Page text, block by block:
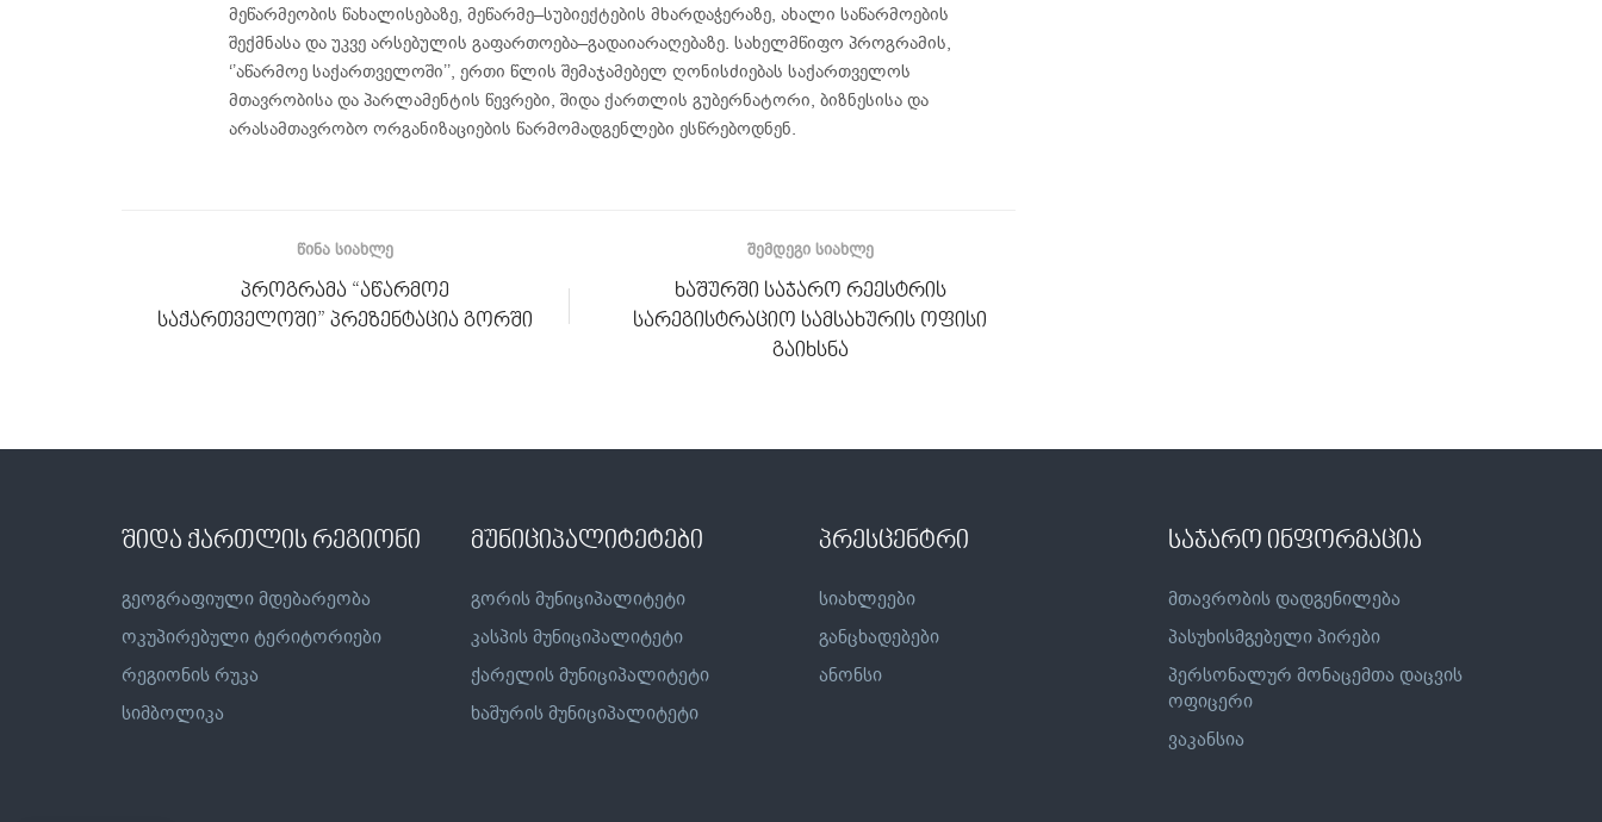
მეწარმეობის წახალისებაზე, მეწარმე–სუბიექტების მხარდაჭერაზე, ახალი საწარმოების
შექმნასა და უკვე არსებულის გაფართოება–გადაიარაღებაზე. სახელმწიფო პროგრამის,
‘’აწარმოე საქართველოში’’, ერთი წლის შემაჯამებელ ღონისძიებას საქართველოს
მთავრობისა და პარლამენტის წევრები, შიდა ქართლის გუბერნატორი, ბიზნესისა და
არასამთავრობო ორგანიზაციების წარმომადგენლები ესწრებოდნენ.
ᲬᲘᲜᲐ ᲡᲘᲐᲮᲚᲔ
პროგრამა “აწარმოე
საქართველოში” პრეზენტაცია გორში
ᲨᲔᲛᲓᲔᲒᲘ ᲡᲘᲐᲮᲚᲔ
ხაშურში საჯარო რეესტრის
სარეგისტრაციო სამსახურის ოფისი
გაიხსნა
შიდა ქართლის რეგიონი
გეოგრაფიული მდებარეობა
ოკუპირებული ტერიტორიები
რეგიონის რუკა
სიმბოლიკა
მუნიციპალიტეტები
გორის მუნიციპალიტეტი
კასპის მუნიციპალიტეტი
ქარელის მუნიციპალიტეტი
ხაშურის მუნიციპალიტეტი
პრესცენტრი
სიახლეები
განცხადებები
ანონსი
საჯარო ინფორმაცია
მთავრობის დადგენილება
პასუხისმგებელი პირები
პერსონალურ მონაცემთა დაცვის
ოფიცერი
ვაკანსია